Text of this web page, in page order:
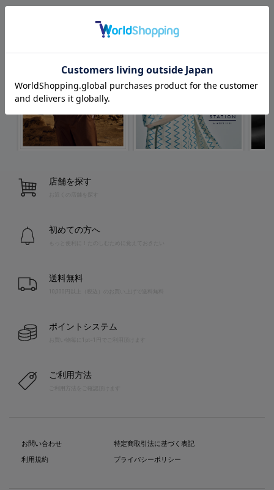
店舗を探す
お近くの店舗を探す
初めての方へ
送料無料
10,000円以上（税込）のお買い上げで送料無料
ポイントシステム
お買い物毎に1pt=1円でご利用頂けます
ご利用方法
お問い合わせ
利用規約
特定商取引法に基づく表記
プライバシーポリシー